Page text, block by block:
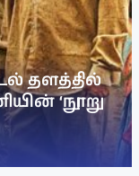
தளத்தில்
‘நூறு